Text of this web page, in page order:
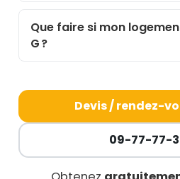
Que faire si mon
G ?
Devis / rendez-
09-77-77-